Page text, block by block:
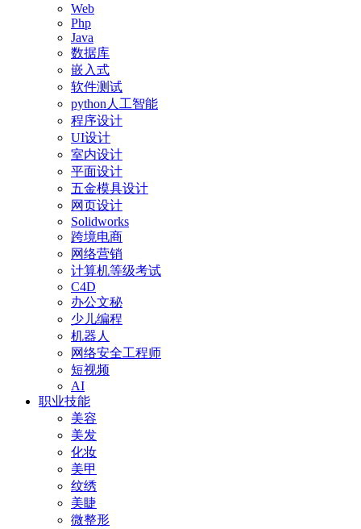
Web
Php
Java
数据库
嵌入式
软件测试
python人工智能
程序设计
UI设计
室内设计
平面设计
五金模具设计
网页设计
Solidworks
跨境电商
网络营销
计算机等级考试
C4D
办公文秘
少儿编程
机器人
网络安全工程师
短视频
AI
职业技能
美容
美发
化妆
美甲
纹绣
美睫
微整形